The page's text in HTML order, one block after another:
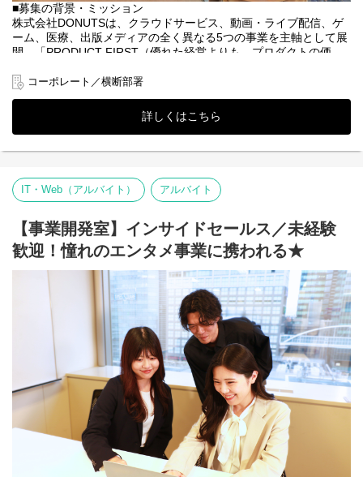
縦型ショートドラマアプリ「タテドラ」では、DONUTSの幅広い
事業展開によって培われてきた強みを最大限に活かし、SNSだけ
では体験できない高品質な長編オリジナルタイトルを中心とした
次世代の映像体験をユーザーにお届けいたします。
■業務内容
ドラマプロデューサー
•オリジナル縦型ショートドラマの企画立案
•作品コンセプト、ターゲット、構成、ストーリー設計
•キャスティング、出演者・事務所との調整
•撮影現場のプロデュース・クオリティ管理
•編集、納品、配信までの進行管理
•スポンサー案件、タイアップ企画の制作プロデュース
•新規IP、シリーズ作品、番組企画の開発
TV業界や映画業界、Netflixなどのプラットフォームでの映像作成
経験を活かして頂けるお仕事です。
プロデューサーとして、ご自身の企画を世に出すチャンスです。
◆選考フロー
①書類選考 ※履歴書（顔写真付）、職務経歴書、現年収・希望
年収必須
↓
②面接（1?2回）
③最終面接（役員・部長クラス）
④内定・オファー面談
※選考状況によっては面接が増える可能性もあります。
■募集の背景・ミッション
株式会社DONUTSは、クラウドサービス、動画・ライブ配信、ゲ
ーム、医療、出版メディアの全く異なる5つの事業を主軸として展
開、「PRODUCT FIRST（優れた経営よりも、プロダクトの価
新卒採用では、単なる採用数だけを追うのではなく「将来の
DONUTSの核となり、次世代の事業や組織を牽引するリーダー・
経営幹部候補」となる学生をターゲットとした、データドリブン
かつ攻めの採用戦略への変革を進めています。チームを数字で牽
引しつつ、自らも現場で圧倒的な成果を出していただけるプレイ
【具体的な業務内容】
└ 感覚値ではなくデータを定量的に分析し、採用の最適化を図
るための施策立案と実行
・母集団形成
└ ターゲットに合致するダイレクトリクルーティングの設計・
実行、オン/オフラインイベントの企画、エージェントコントロー
・候補者対応/アトラクト
└ 候補者の意向醸成から内定に向けたクロージングの実施
・内定者フォロー
└ 内定承諾率向上のためのフォロー施策の企画・運営、入社ま
でのリレーション構築
・チームマネジメント
└ 採用メンバーの育成、タスク・進捗管理、チーム全体の目標
達成に向けた牽引
・社内ステークホルダーとの連携
└ 経営陣や各事業部責任者との採用要件のすり合わせ、現場を
巻き込んだ採用活動の推進
コーポレート／横断部署
詳しくはこちら
IT・Web（アルバイト） アルバイト
【事業開発室】インサイドセールス／未経験
歓迎！憧れのエンタメ事業に携われる★